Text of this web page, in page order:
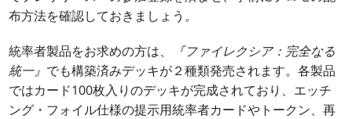
布方法を確認しておきましょう。
統率者製品をお求めの方は、
『ファイレクシア：完全なる
統一』 でも構築済みデッキが２種類発売されます。各製品
ではカード100枚入りのデッキが完成されており、エッチ
ング・フォイル仕様の提示用統率者カードやトークン、再